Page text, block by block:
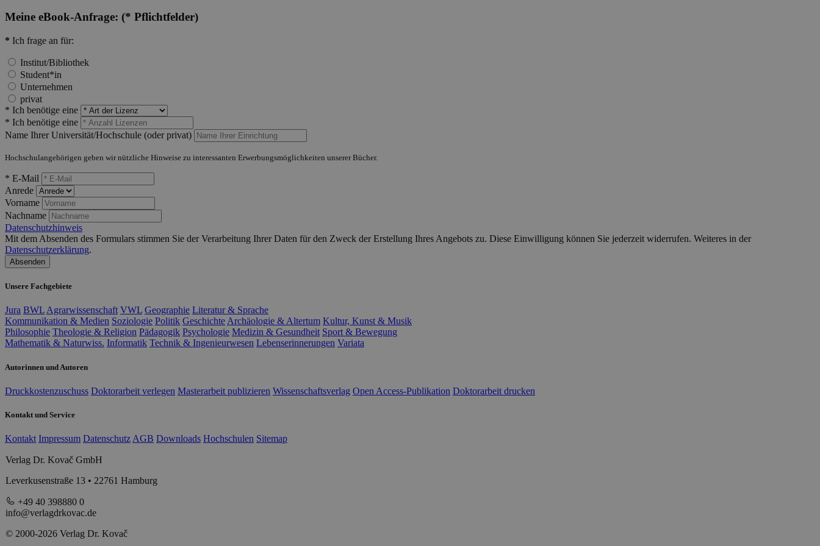
Meine eBook-Anfrage: (* Pflichtfelder)
* Ich frage an für:
Institut/Bibliothek
Student*in
Unternehmen
privat
* Ich benötige eine
* Ich benötige eine
Name Ihrer Universität/Hochschule (oder privat)
Hochschulangehörigen geben wir nützliche Hinweise zu interessanten Erwerbungsmöglichkeiten unserer Bücher.
* E-Mail
Anrede
Vorname
Nachname
Datenschutzhinweis
Mit dem Absenden des Formulars stimmen Sie der Verarbeitung Ihrer Daten für den Zweck der Erstellung Ihres Angebots zu. Diese Einwilligung können Sie jederzeit widerrufen. Weiteres in der
Datenschutzerklärung.
Absenden
Unsere Fachgebiete
Jura BWLAgrarwissenschaft VWL Geographie Literatur & Sprache
Kommunikation & Medien Soziologie Politik GeschichteArchäologie & Altertum Kultur, Kunst & Musik
Philosophie Theologie & Religion Pädagogik Psychologie Medizin & Gesundheit Sport & Bewegung
Mathematik & Naturwiss. Informatik Technik & Ingenieurwesen Lebenserinnerungen Variata
Autorinnen und Autoren
Druckkostenzuschuss Doktorarbeit verlegen Masterarbeit publizieren Wissenschaftsverlag Open Access-Publikation Doktorarbeit drucken
Kontakt und Service
Kontakt Impressum Datenschutz AGB Downloads Hochschulen Sitemap
Verlag Dr. Kovač GmbH
Leverkusenstraße 13 • 22761 Hamburg
+49 40 398880 0
info@verlagdrkovac.de
© 2000-2026 Verlag Dr. Kovač